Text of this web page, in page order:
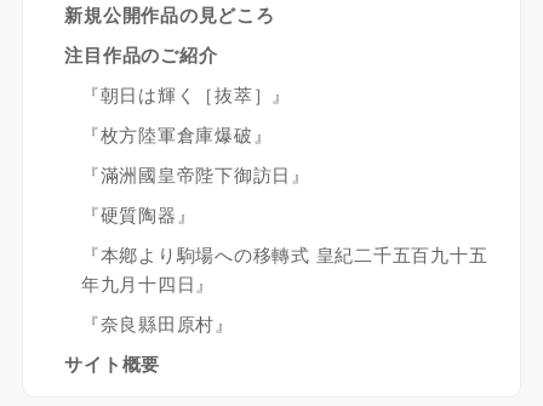
新規公開作品の見どころ
注目作品のご紹介
『朝日は輝く［抜萃］』
『枚方陸軍倉庫爆破』
『滿洲國皇帝陛下御訪日』
『硬質陶器』
『本鄕より駒場への移轉式 皇紀二千五百九十五
年九月十四日』
『奈良縣田原村』
サイト概要